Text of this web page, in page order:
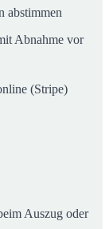
abstimmen
Abnahme vor
(Stripe)
Auszug oder